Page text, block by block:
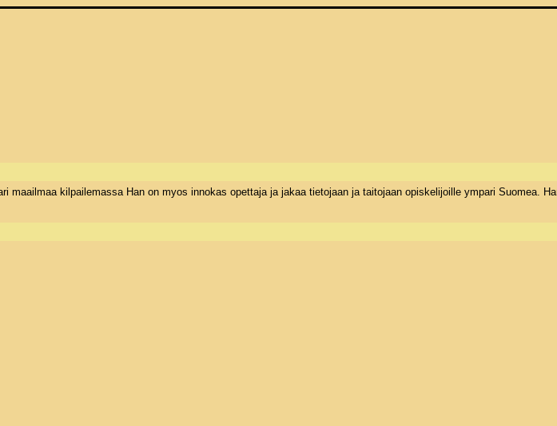
maailmaa kilpailemassa Han on myos innokas opettaja ja jakaa tietojaan ja taitojaan opiskelijoille ympari